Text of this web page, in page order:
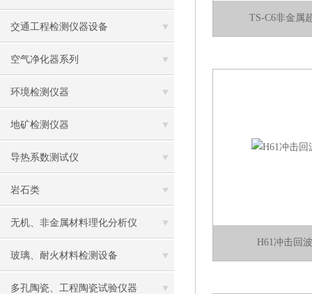
交通工程检测仪器设备
空气净化器系列
环境检测仪器
地矿检测仪器
导热系数测试仪
岩石类
无机、非金属材料理化分析仪
玻璃、耐火材料检测设备
多孔陶瓷、工程陶瓷试验仪器
TS-C6非金属
H61冲击回